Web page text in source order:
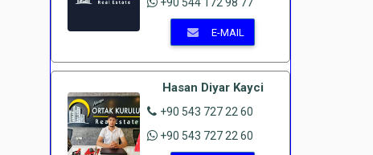
E-MAIL
Hasan Diyar Kayci
+90 543 727 22 60
+90 543 727 22 60